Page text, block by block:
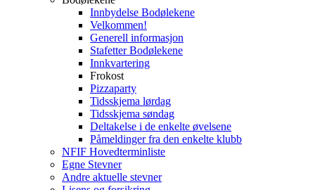
Innbydelse Bodølekene
Velkommen!
Generell informasjon
Stafetter Bodølekene
Innkvartering
Frokost
Pizzaparty
Tidsskjema lørdag
Tidsskjema søndag
Deltakelse i de enkelte øvelsene
Påmeldinger fra den enkelte klubb
NFIF Hovedterminliste
Egne Stevner
Andre aktuelle stevner